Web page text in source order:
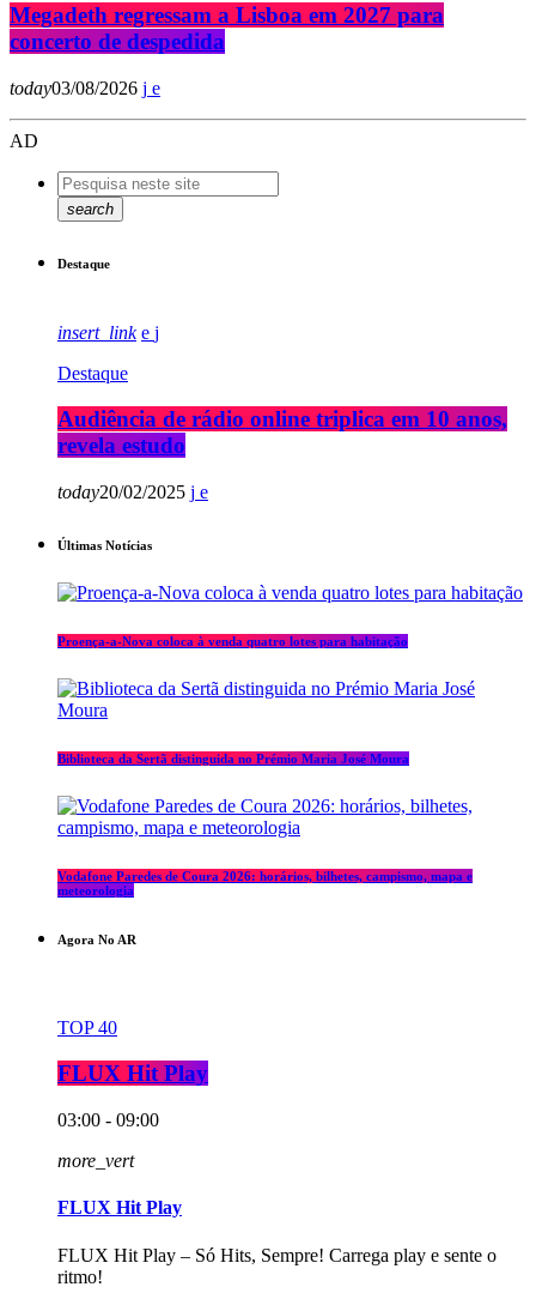
Megadeth regressam a Lisboa em 2027 para
concerto de despedida
today03/08/2026
AD
search
Destaque
insert_link
Destaque
Audiência de rádio online triplica em 10 anos,
revela estudo
today20/02/2025
Últimas Notícias
Proença-a-Nova coloca à venda quatro lotes para habitação
Biblioteca da Sertã distinguida no Prémio Maria José Moura
Vodafone Paredes de Coura 2026: horários, bilhetes, campismo, mapa e
meteorologia
Agora No AR
TOP 40
FLUX Hit Play
03:00 - 09:00
more_vert
FLUX Hit Play
FLUX Hit Play – Só Hits, Sempre! Carrega play e sente o
ritmo!